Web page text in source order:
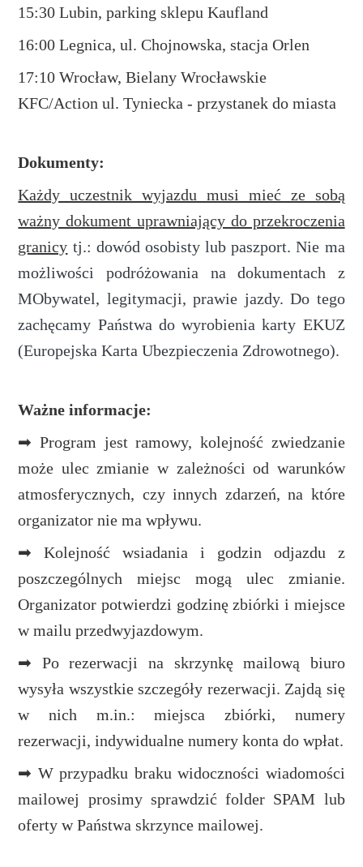
15:30 Lubin, parking sklepu Kaufland
16:00 Legnica, ul. Chojnowska, stacja Orlen
17:10 Wrocław, Bielany Wrocławskie
KFC/Action ul. Tyniecka - przystanek do miasta
Dokumenty:
Każdy uczestnik wyjazdu musi mieć ze sobą
ważny dokument uprawniający do przekroczenia
granicy tj.: dowód osobisty lub paszport. Nie ma
możliwości podróżowania na dokumentach z
MObywatel, legitymacji, prawie jazdy. Do tego
zachęcamy Państwa do wyrobienia karty EKUZ
(Europejska Karta Ubezpieczenia Zdrowotnego).
Ważne informacje:
➡ Program jest ramowy, kolejność zwiedzanie
może ulec zmianie w zależności od warunków
atmosferycznych, czy innych zdarzeń, na które
organizator nie ma wpływu.
➡ Kolejność wsiadania i godzin odjazdu z
poszczególnych miejsc mogą ulec zmianie.
Organizator potwierdzi godzinę zbiórki i miejsce
w mailu przedwyjazdowym.
➡ Po rezerwacji na skrzynkę mailową biuro
wysyła wszystkie szczegóły rezerwacji. Zajdą się
w nich m.in.: miejsca zbiórki, numery
rezerwacji, indywidualne numery konta do wpłat.
➡ W przypadku braku widoczności wiadomości
mailowej prosimy sprawdzić folder SPAM lub
oferty w Państwa skrzynce mailowej.